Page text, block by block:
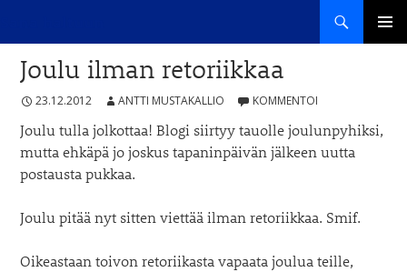
SISÄLTÖÖN
Joulu ilman retoriikkaa
23.12.2012 ANTTI MUSTAKALLIO KOMMENTOI
Joulu tulla jolkottaa! Blogi siirtyy tauolle joulunpyhiksi,
mutta ehkäpä jo joskus tapaninpäivän jälkeen uutta
postausta pukkaa.
Joulu pitää nyt sitten viettää ilman retoriikkaa. Smif.
Oikeastaan toivon retoriikasta vapaata joulua teille,